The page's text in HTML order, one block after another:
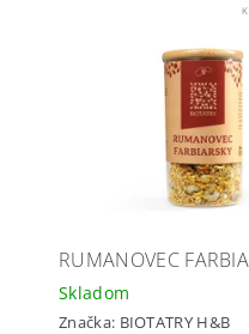
RUMANOVEC
Skladom
Značka: BIOTATRY H&B